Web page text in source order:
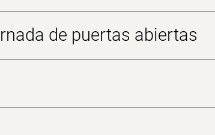
de puertas abiertas